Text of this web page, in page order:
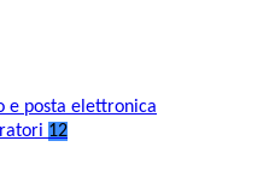
e posta elettronica
12